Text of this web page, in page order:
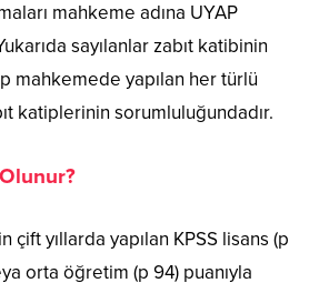
mahkeme adına UYAP
sayılanlar zabıt katibinin
mahkemede yapılan her türlü
katiplerinin sorumluluğundadır.
çift yıllarda yapılan KPSS lisans (p
orta öğretim (p 94) puanıyla